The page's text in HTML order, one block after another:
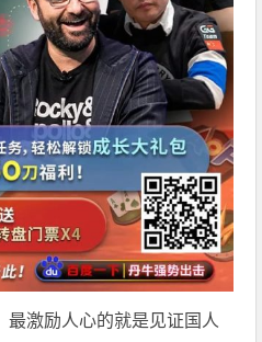
最激励人心的就是见证国人